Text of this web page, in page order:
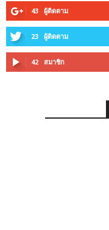
43 ผู้ติดตาม
23 ผู้ติดตาม
42 สมาชิก